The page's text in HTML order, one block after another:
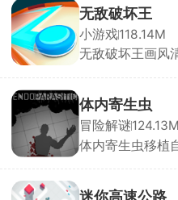
逃生。
的危险世界中求
异的男性角色建
分支叙事机制，
重要，将直接影
无敌破坏王
小游戏118.14M
无敌破坏王画风
击碎则直接判定
单，实则每一局
灵活规划攻击路
的反击。快速反
体内寄生虫
冒险解谜124.13M
体内寄生虫移植
在吞噬你的身体
迷你高速公路